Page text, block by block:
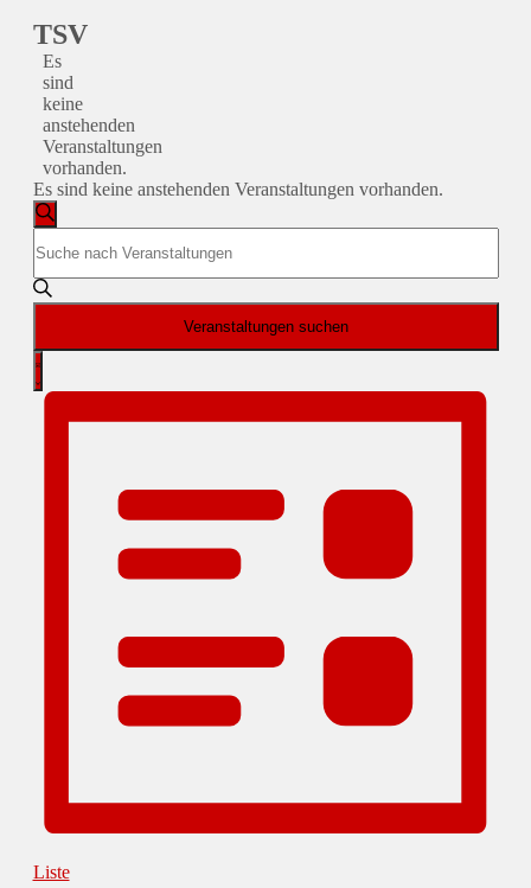
TSV
Es
sind
keine
anstehenden
Veranstaltungen
vorhanden.
Es sind keine anstehenden Veranstaltungen vorhanden.
Veranstaltungen
Suche
und
Ansichten,
Navigation
Suche
Schlüsselwort
eingeben.
Suche
Schlüsselwort.
Veranstaltungen suchen
Veranstaltung
Ansichten-
Liste
Liste